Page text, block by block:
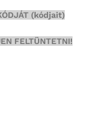
(kódjait)
FELTÜNTETNI!